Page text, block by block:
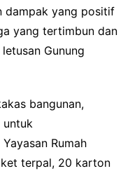
dampak yang positif
yang tertimbun dan
Gunung
bangunan,
untuk
Rumah
terpal, 20 karton